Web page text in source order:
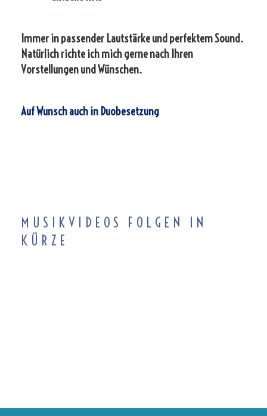
Immer in passender Lautstärke und perfektem Sound.
Natürlich richte ich mich gerne nach Ihren
Vorstellungen und Wünschen.
Auf Wunsch auch in Duobesetzung
MUSIKVIDEOS FOLGEN IN
KÜRZE